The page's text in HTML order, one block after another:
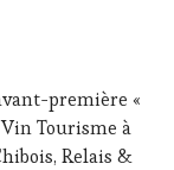
première «
Vin Tourisme à
Relais &